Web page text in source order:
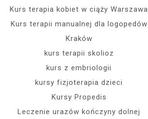
Kurs terapia kobiet w ciąży Warszawa
Kurs terapii manualnej dla logopedów
Kraków
kurs terapii skolioz
kurs z embriologii
kursy fizjoterapia dzieci
Kursy Propedis
Leczenie urazów kończyny dolnej